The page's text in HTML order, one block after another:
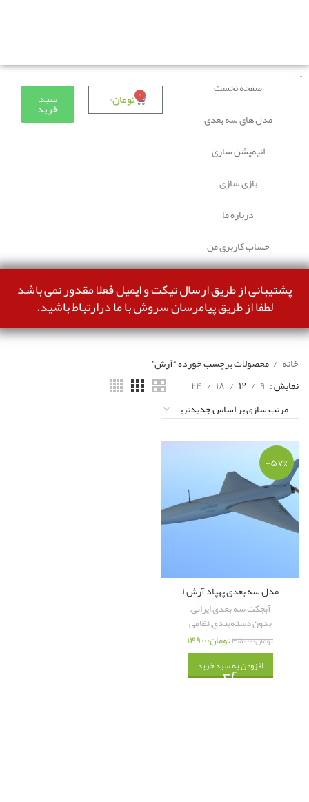
صفحه نخست
مدل های سه بعدی
انیمیشن سازی
بازی سازی
درباره ما
حساب کاربری من
تومان۰ ۰ سبد
خرید
پشتیبانی از طریق ارسال تیکت و ایمیل فعلا مقدور نمی باشد
لطفا از طریق پیامرسان سروش با ما درارتباط باشید.
خانه
محصولات برچسب خورده “آرش”
نمایش ۹ ۱۲ ۱۸ ۲۴
-۵۷%
مدل سه بعدی پهپاد آرش ۱
آبجکت سه بعدی ایرانی,
بدون دسته‌بندی,نظامی
تومان۳۵۰,۰۰۰تومان۱۴۹,۰۰۰
افزودن به سبد خرید